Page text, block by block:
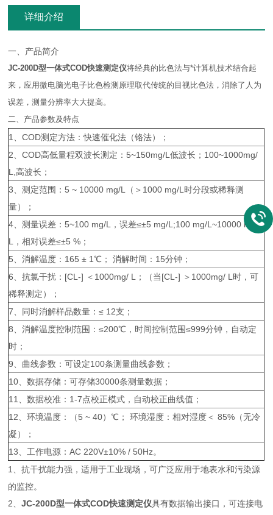
详细介绍
一、产品简介
JC-200D型一体式COD快速测定仪将经典的比色法与*计算机技术结合起
来，应用微电脑光电子比色检测原理取代传统的目视比色法，消除了人为
误差，测量分辨率大大提高。
二、产品参数及特点
1、COD测定方法：快速催化法（铬法）；
2、COD高低量程双波长测定：5~150mg/L低波长；100~1000mg/
L,高波长；
3、测定范围：5 ~ 10000 mg/L（＞1000 mg/L时分段或稀释测
量）；
4、测量误差：5~100 mg/L，误差≤±5 mg/L;100 mg/L~10000 mg/
L，相对误差≤±5 %；
5、消解温度：165 ± 1℃； 消解时间：15分钟；
6、抗氯干扰：[CL-] ＜1000mg/ L；（当[CL-] ＞1000mg/ L时，可
稀释测定）；
7、同时消解样品数量：≤ 12支；
8、消解温度控制范围：≤200℃，时间控制范围≤999分钟，自动定
时；
9、曲线参数：可设定100条测量曲线参数；
10、数据存储：可存储30000条测量数据；
11、数据校准：1-7点校正模式，自动校正曲线值；
12、环境温度：（5 ~ 40）℃； 环境湿度：相对湿度＜ 85%（无冷
凝）；
13、工作电源：AC 220V±10% / 50Hz。
1、抗干扰能力强，适用于工业现场，可广泛应用于地表水和污染源
的监控。
2、JC-200D型一体式COD快速测定仪具有数据输出接口，可连接电